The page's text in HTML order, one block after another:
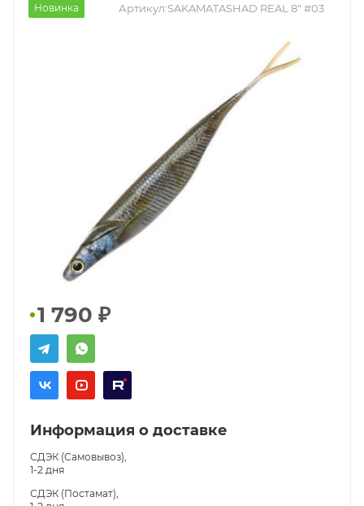
Новинка Артикул:SAKAMATASHAD REAL 8" #03
1 790 ₽
Информация о доставке
СДЭК (Самовывоз),
1-2 дня
СДЭК (Постамат),